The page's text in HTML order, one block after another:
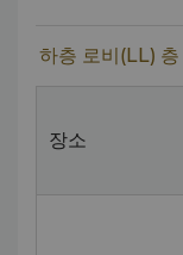
하층 로비(LL) 층
장소